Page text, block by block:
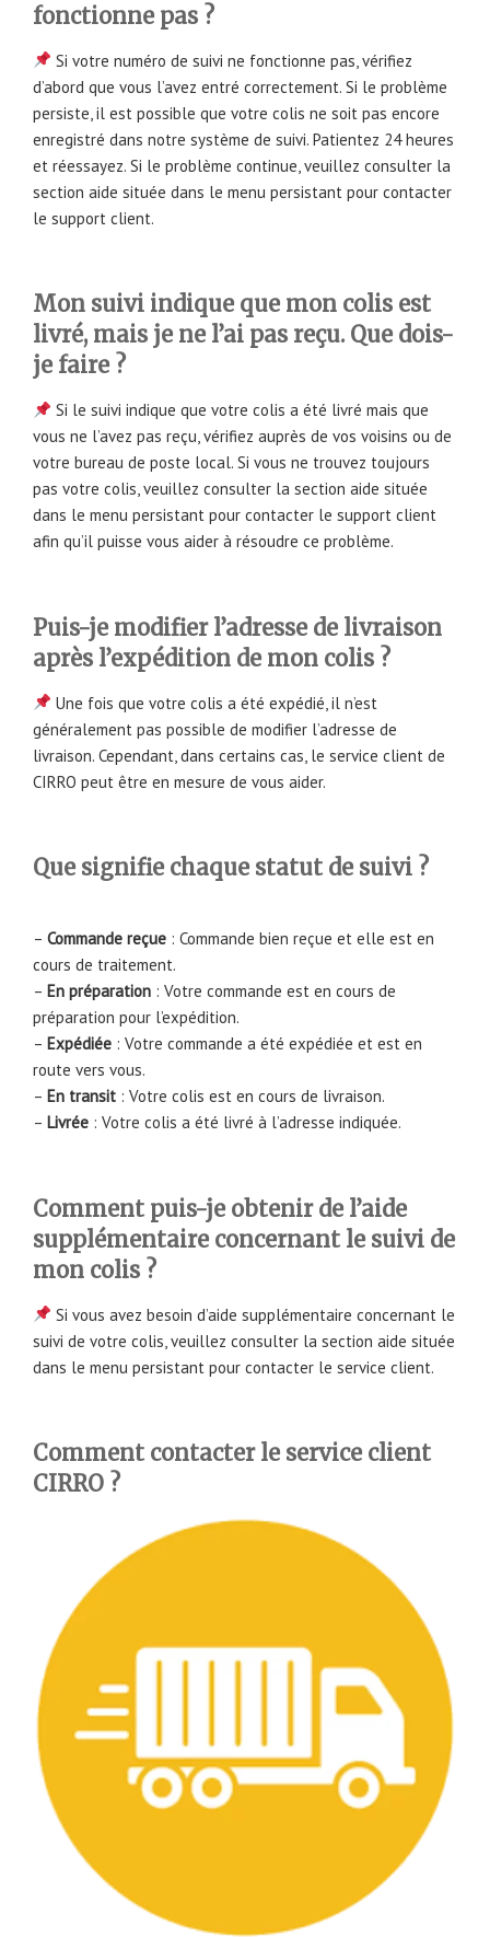
fonctionne pas ?
Si votre numéro de suivi ne fonctionne pas, vérifiez
d’abord que vous l’avez entré correctement. Si le problème
persiste, il est possible que votre colis ne soit pas encore
enregistré dans notre système de suivi. Patientez 24 heures
et réessayez. Si le problème continue, veuillez consulter la
section aide située dans le menu persistant pour contacter
le support client.
Mon suivi indique que mon colis est
livré, mais je ne l’ai pas reçu. Que dois-
je faire ?
Si le suivi indique que votre colis a été livré mais que
vous ne l’avez pas reçu, vérifiez auprès de vos voisins ou de
votre bureau de poste local. Si vous ne trouvez toujours
pas votre colis, veuillez consulter la section aide située
dans le menu persistant pour contacter le support client
afin qu’il puisse vous aider à résoudre ce problème.
Puis-je modifier l’adresse de livraison
après l’expédition de mon colis ?
Une fois que votre colis a été expédié, il n’est
généralement pas possible de modifier l’adresse de
livraison. Cependant, dans certains cas, le service client de
CIRRO peut être en mesure de vous aider.
Que signifie chaque statut de suivi ?
– Commande reçue : Commande bien reçue et elle est en
cours de traitement.
– En préparation : Votre commande est en cours de
préparation pour l’expédition.
– Expédiée : Votre commande a été expédiée et est en
route vers vous.
– En transit : Votre colis est en cours de livraison.
– Livrée : Votre colis a été livré à l’adresse indiquée.
Comment puis-je obtenir de l’aide
supplémentaire concernant le suivi de
mon colis ?
Si vous avez besoin d’aide supplémentaire concernant le
suivi de votre colis, veuillez consulter la section aide située
dans le menu persistant pour contacter le service client.
Comment contacter le service client
CIRRO ?